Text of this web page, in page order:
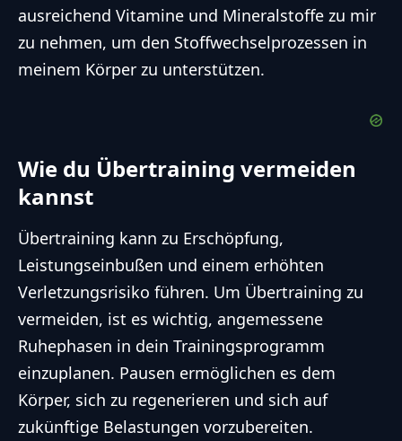
ausreichend Vitamine und Mineralstoffe zu mir
zu nehmen, um den Stoffwechselprozessen in
meinem Körper zu unterstützen.
Wie du Übertraining vermeiden
kannst
Übertraining kann zu Erschöpfung,
Leistungseinbußen und einem erhöhten
Verletzungsrisiko führen. Um Übertraining zu
vermeiden, ist es wichtig, angemessene
Ruhephasen in dein Trainingsprogramm
einzuplanen. Pausen ermöglichen es dem
Körper, sich zu regenerieren und sich auf
zukünftige Belastungen vorzubereiten.